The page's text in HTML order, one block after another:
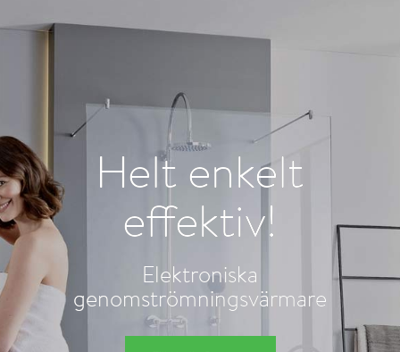
Helt enkelt
effektiv!
Elektroniska
genomströmningsvärmare